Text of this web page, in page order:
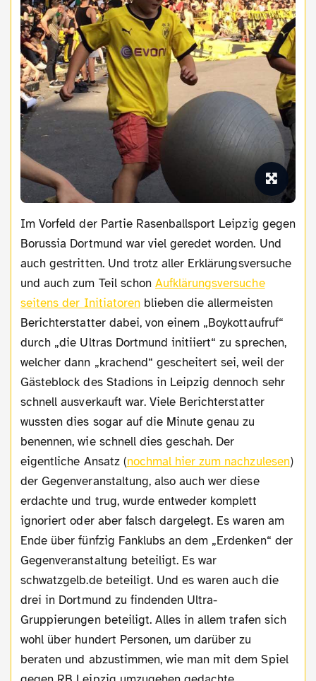
Im Vorfeld der Partie Rasenballsport Leipzig gegen
Borussia Dortmund war viel geredet worden. Und
auch gestritten. Und trotz aller Erklärungsversuche
und auch zum Teil schon Aufklärungsversuche
seitens der Initiatorenblieben die allermeisten
Berichterstatter dabei, von einem „Boykottaufruf“
durch „die Ultras Dortmund initiiert“ zu sprechen,
welcher dann „krachend“ gescheitert sei, weil der
Gästeblock des Stadions in Leipzig dennoch sehr
schnell ausverkauft war. Viele Berichterstatter
wussten dies sogar auf die Minute genau zu
benennen, wie schnell dies geschah. Der
eigentliche Ansatz (nochmal hier zum nachzulesen)
der Gegenveranstaltung, also auch wer diese
erdachte und trug, wurde entweder komplett
ignoriert oder aber falsch dargelegt. Es waren am
Ende über fünfzig Fanklubs an dem „Erdenken“ der
Gegenveranstaltung beteiligt. Es war
schwatzgelb.de beteiligt. Und es waren auch die
drei in Dortmund zu findenden Ultra-
Gruppierungen beteiligt. Alles in allem trafen sich
wohl über hundert Personen, um darüber zu
beraten und abzustimmen, wie man mit dem Spiel